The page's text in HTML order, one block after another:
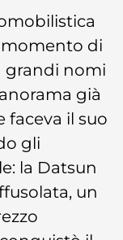
di
grandi nomi
già
faceva il suo
gli
la Datsun
un